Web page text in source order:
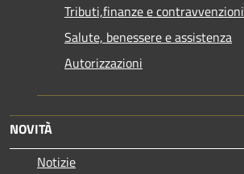
Tributi,finanze e contravvenzioni
Salute, benessere e assistenza
Autorizzazioni
NOVITÀ
Notizie